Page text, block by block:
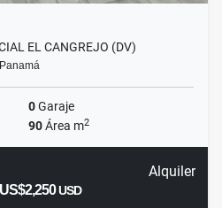
EL CANGREJO (DV)
0Garaje
90Área m2
Alquiler
US$2,250USD